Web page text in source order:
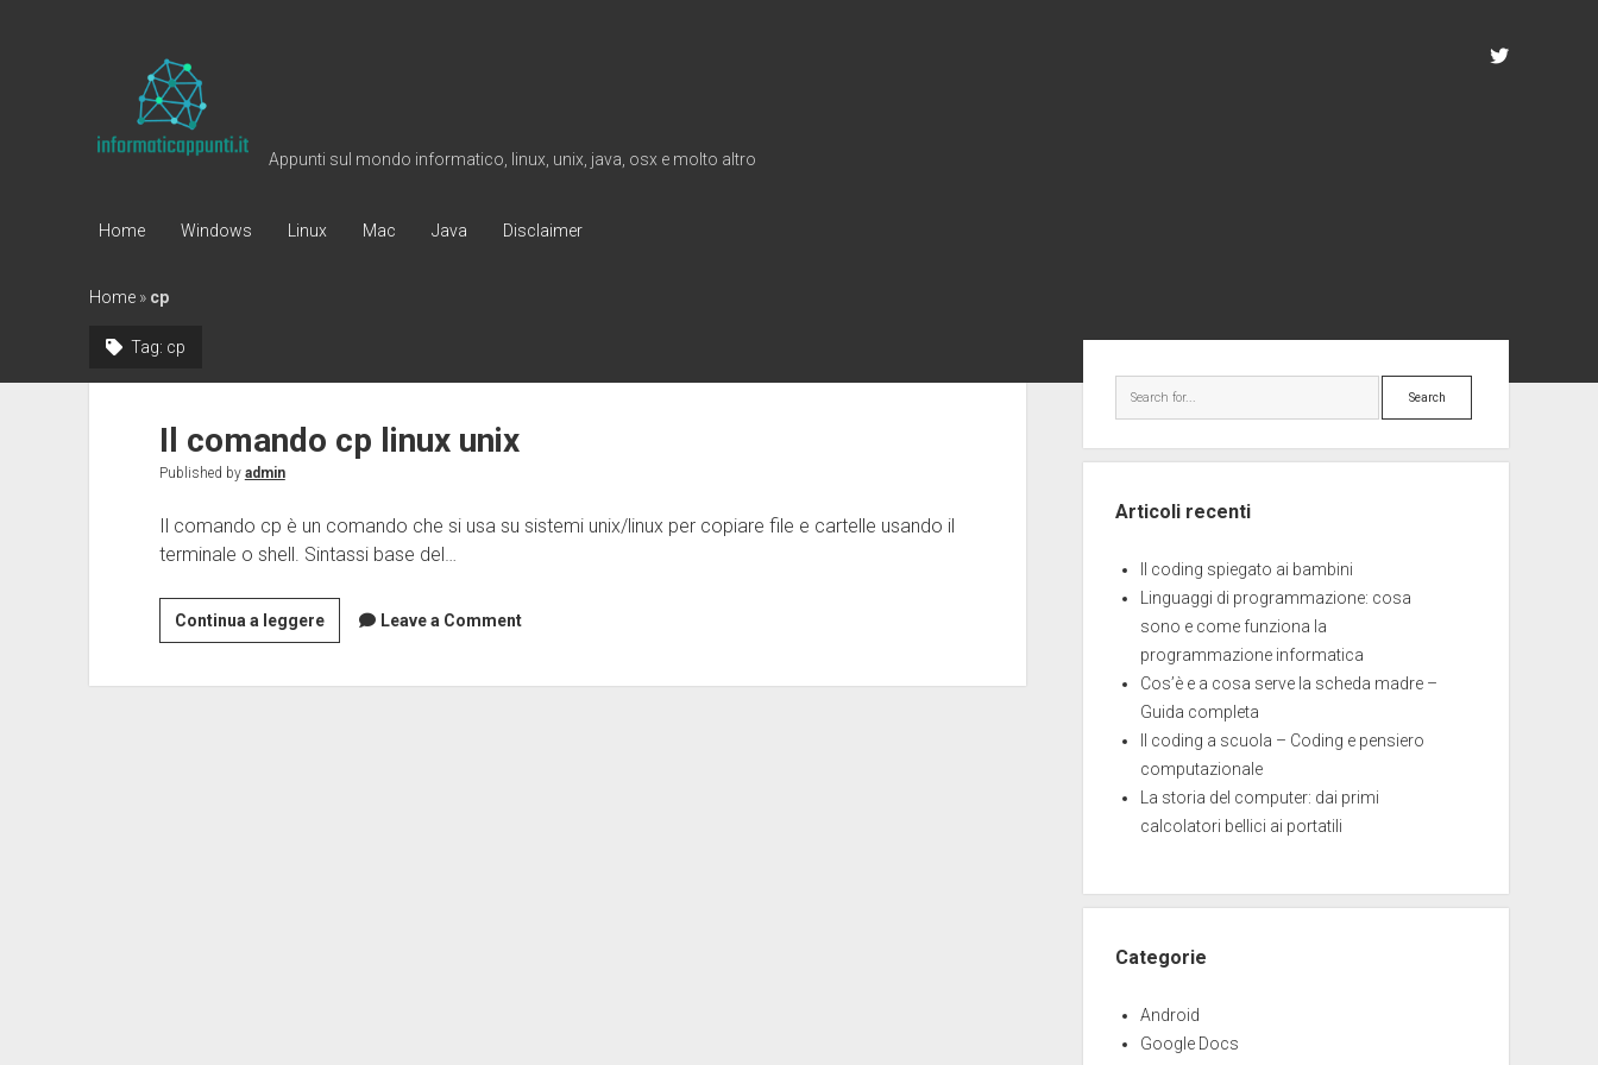
Informaticappunti
Appunti sul mondo informatico, linux, unix, java, osx e molto altro
twitter
Home Windows Linux Mac Java Disclaimer
Home» cp
Tag: cp
Il comando cp linux unix
Published by admin
Il comando cp è un comando che si usa su sistemi unix/linux per copiare file e cartelle usando il
terminale o shell. Sintassi base del…
Continua a leggereIl
comando
Leave a Comment
Search
Articoli recenti
Il coding spiegato ai bambini
Linguaggi di programmazione: cosa
sono e come funziona la
programmazione informatica
Cos’è e a cosa serve la scheda madre –
Guida completa
Il coding a scuola – Coding e pensiero
computazionale
La storia del computer: dai primi
calcolatori bellici ai portatili
Categorie
Android
Google Docs